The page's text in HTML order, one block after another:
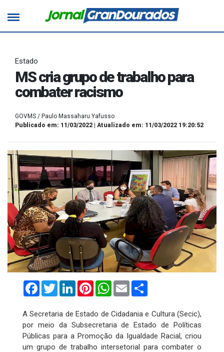
Estado
MS cria grupo de trabalho para
combater racismo
GOVMS / Paulo Massaharu Yafusso
Publicado em: 11/03/2022 | Atualizado em: 11/03/2022 19:20:52
FacebookTwitterLinkedInPinterestWhatsApp
Email
A Secretaria de Estado de Cidadania e Cultura (Secic),
por meio da Subsecretaria de Estado de Políticas
Públicas para a Promoção da Igualdade Racial, criou
um grupo de trabalho intersetorial para combater o